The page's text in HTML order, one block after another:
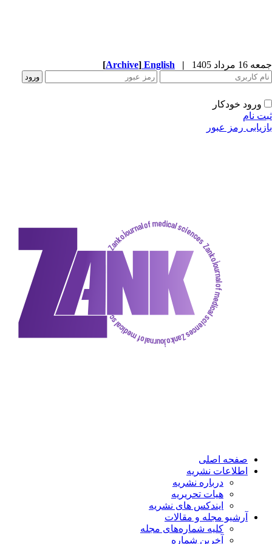
|
English
[Archive
عبور
اصلی
نشریه
درباره نشریه
هیات تحریریه
ایندکس های نشریه
مجله و مقالات
کلیه شماره‌های مجله
آخرین شماره